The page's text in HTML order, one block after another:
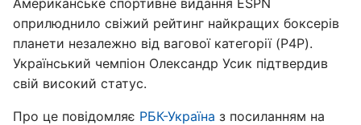
Американське спортивне видання ESPN
оприлюднило свіжий рейтинг найкращих боксерів
планети незалежно від вагової категорії (P4P).
Український чемпіон Олександр Усик підтвердив
свій високий статус.
Про це повідомляє РБК-Україна з посиланням на